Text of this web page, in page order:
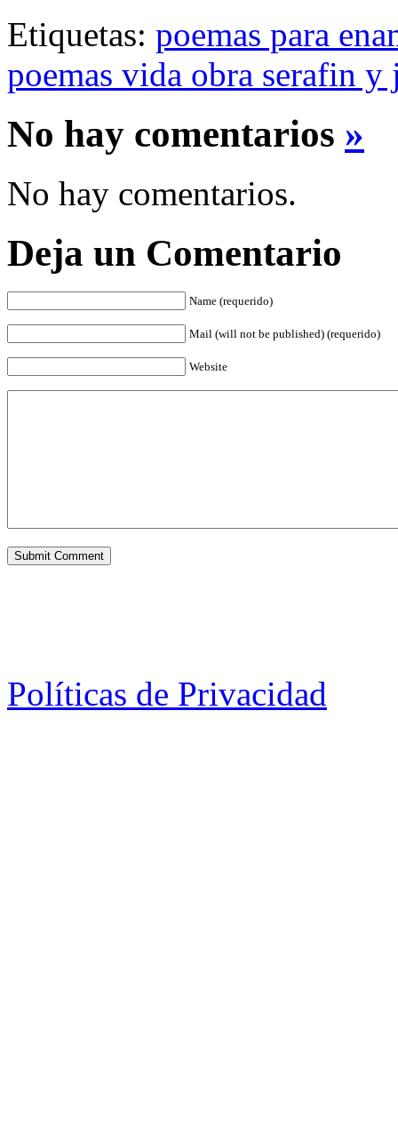
Etiquetas: poemas para
poemas vida obra serafin
No hay comentarios »
No hay comentarios.
Deja un Comentario
Name (requerido)
Mail (will not be published) (requerido)
Website
Políticas de Privacidad